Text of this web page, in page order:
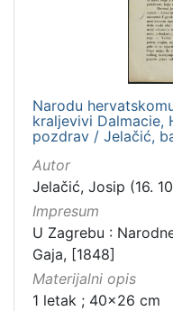
Narodu
kraljevivi Dalmacie,
pozdrav / Jelačić,
Autor
Jelačić, Josip (16.
Impresum
U Zagrebu :
Gaja, [1848]
Materijalni opis
1 letak ; 40x26 cm